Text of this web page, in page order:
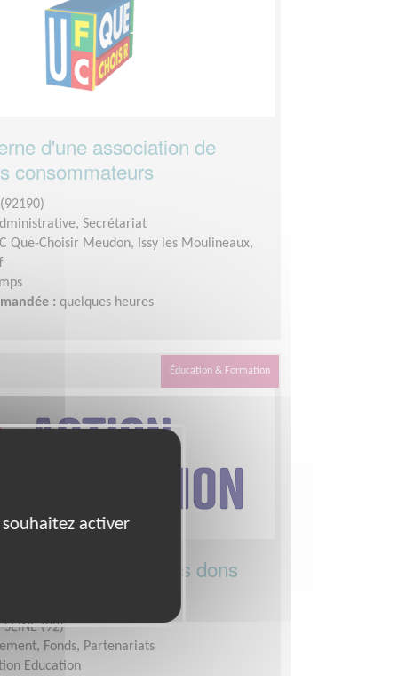
d'une association de
consommateurs
Secrétariat
Que-Choisir Meudon, Issy les Moulineaux,
: quelques heures
Éducation & Formation
développement des dons
dans le monde !
SEINE (92)
Fonds, Partenariats
Education
activer